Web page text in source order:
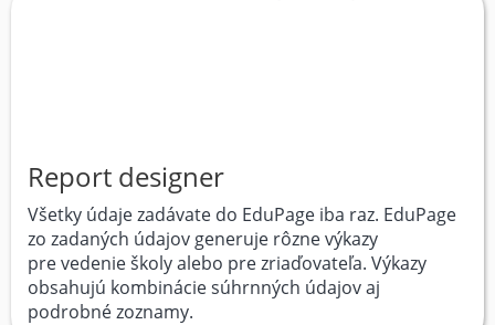
Report designer
Všetky údaje zadávate do EduPage iba raz. EduPage
zo zadaných údajov generuje rôzne výkazy
pre vedenie školy alebo pre zriaďovateľa. Výkazy
obsahujú kombinácie súhrnných údajov aj
podrobné zoznamy.